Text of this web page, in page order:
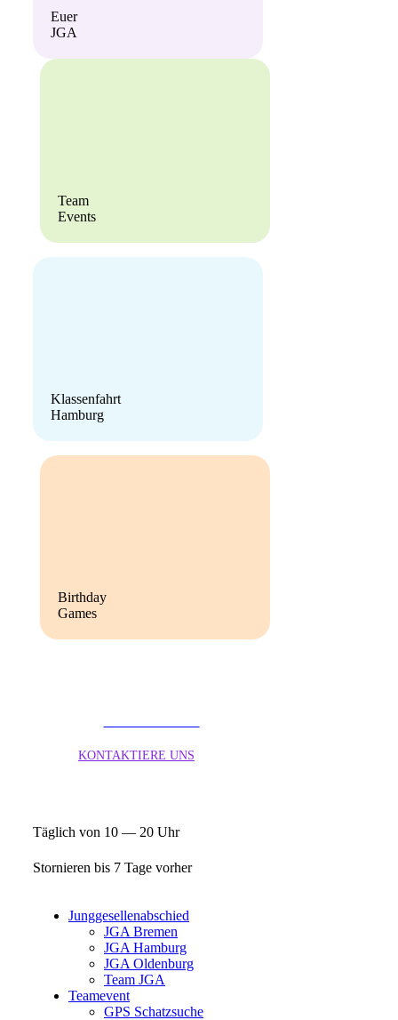
Euer
JGA
Team
Events
Klas­sen­fahrt
Ham­burg
Bir­th­day
Games
KONTAKTIERE UNS
Täg­lich von 10 — 20 Uhr
Stor­nie­ren bis 7 Tage vor­her
Jung­ge­sel­len­ab­schied
JGA Bre­men
JGA Ham­burg
JGA Olden­burg
Team JGA
Team­e­vent
GPS Schatz­su­che